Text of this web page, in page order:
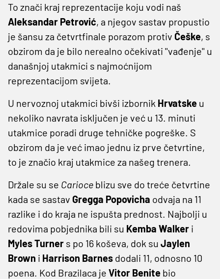
To znači kraj reprezentacije koju vodi naš
Aleksandar Petrović, a njegov sastav propustio
je šansu za četvrtfinale porazom protiv Češke, s
obzirom da je bilo nerealno očekivati ''vađenje'' u
današnjoj utakmici s najmoćnijom
reprezentacijom svijeta.
U nervoznoj utakmici bivši izbornik Hrvatske u
nekoliko navrata isključen je već u 13. minuti
utakmice poradi druge tehničke pogreške. S
obzirom da je već imao jednu iz prve četvrtine,
to je značio kraj utakmice za našeg trenera.
Držale su se Carioce blizu sve do treće četvrtine
kada se sastav Gregga Popovicha odvaja na 11
razlike i do kraja ne ispušta prednost. Najbolji u
redovima pobjednika bili su Kemba Walker i
Myles Turner s po 16 koševa, dok su Jaylen
Brown i Harrison Barnes dodali 11, odnosno 10
poena. Kod Brazilaca je Vitor Benite bio